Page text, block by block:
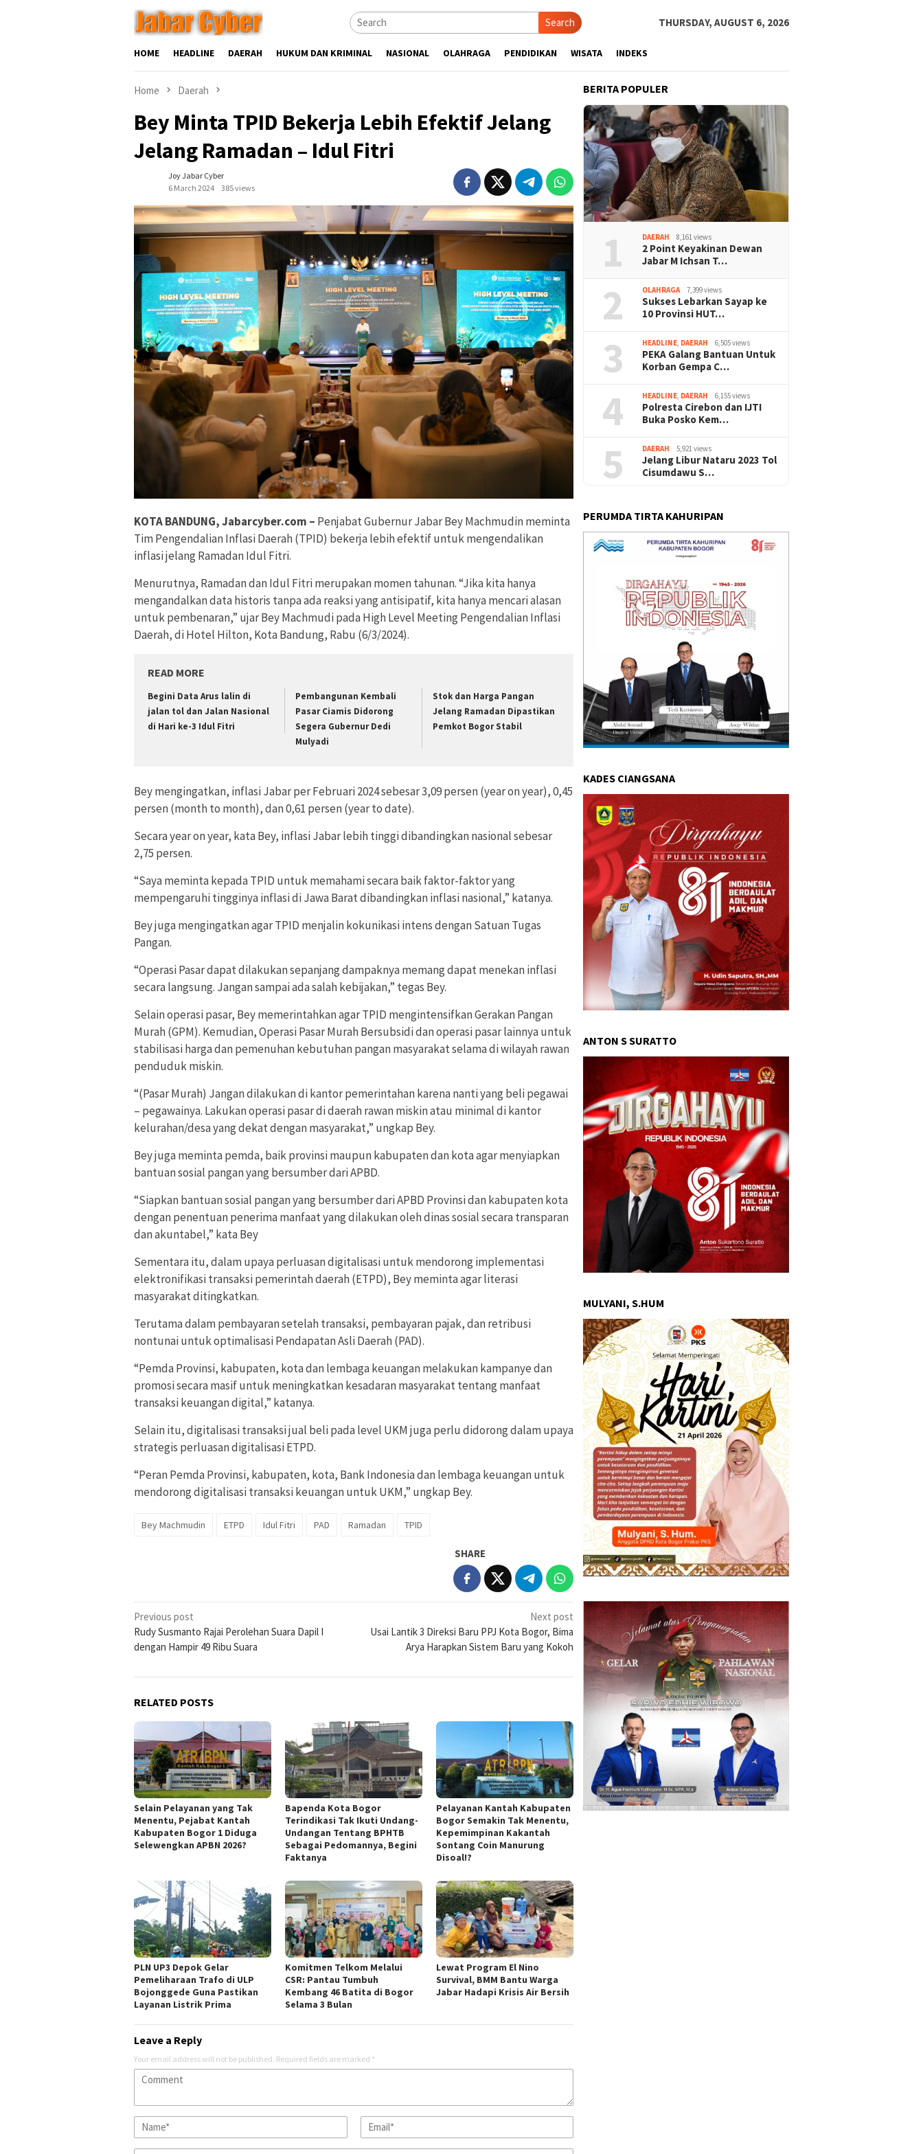
Search THURSDAY, AUGUST 6, 2026
HOME HEADLINE DAERAH HUKUM DAN KRIMINAL NASIONAL OLAHRAGA PENDIDIKAN WISATA INDEKS
Home Daerah
Bey Minta TPID Bekerja Lebih Efektif Jelang
Jelang Ramadan – Idul Fitri
Joy Jabar Cyber
6 March 2024
385 views
KOTA BANDUNG, Jabarcyber.com – Penjabat Gubernur Jabar Bey Machmudin meminta
Tim Pengendalian Inflasi Daerah (TPID) bekerja lebih efektif untuk mengendalikan
inflasi jelang Ramadan Idul Fitri.
Menurutnya, Ramadan dan Idul Fitri merupakan momen tahunan. “Jika kita hanya
mengandalkan data historis tanpa ada reaksi yang antisipatif, kita hanya mencari alasan
untuk pembenaran,” ujar Bey Machmudi pada High Level Meeting Pengendalian Inflasi
Daerah, di Hotel Hilton, Kota Bandung, Rabu (6/3/2024).
READ MORE
Begini Data Arus lalin di
jalan tol dan Jalan Nasional
di Hari ke-3 Idul Fitri
Pembangunan Kembali
Pasar Ciamis Didorong
Segera Gubernur Dedi
Mulyadi
Stok dan Harga Pangan
Jelang Ramadan Dipastikan
Pemkot Bogor Stabil
Bey mengingatkan, inflasi Jabar per Februari 2024 sebesar 3,09 persen (year on year), 0,45
persen (month to month), dan 0,61 persen (year to date).
Secara year on year, kata Bey, inflasi Jabar lebih tinggi dibandingkan nasional sebesar
2,75 persen.
“Saya meminta kepada TPID untuk memahami secara baik faktor-faktor yang
mempengaruhi tingginya inflasi di Jawa Barat dibandingkan inflasi nasional,” katanya.
Bey juga mengingatkan agar TPID menjalin kokunikasi intens dengan Satuan Tugas
Pangan.
“Operasi Pasar dapat dilakukan sepanjang dampaknya memang dapat menekan inflasi
secara langsung. Jangan sampai ada salah kebijakan,” tegas Bey.
Selain operasi pasar, Bey memerintahkan agar TPID mengintensifkan Gerakan Pangan
Murah (GPM). Kemudian, Operasi Pasar Murah Bersubsidi dan operasi pasar lainnya untuk
stabilisasi harga dan pemenuhan kebutuhan pangan masyarakat selama di wilayah rawan
penduduk miskin.
“(Pasar Murah) Jangan dilakukan di kantor pemerintahan karena nanti yang beli pegawai
– pegawainya. Lakukan operasi pasar di daerah rawan miskin atau minimal di kantor
kelurahan/desa yang dekat dengan masyarakat,” ungkap Bey.
Bey juga meminta pemda, baik provinsi maupun kabupaten dan kota agar menyiapkan
bantuan sosial pangan yang bersumber dari APBD.
“Siapkan bantuan sosial pangan yang bersumber dari APBD Provinsi dan kabupaten kota
dengan penentuan penerima manfaat yang dilakukan oleh dinas sosial secara transparan
dan akuntabel,” kata Bey
Sementara itu, dalam upaya perluasan digitalisasi untuk mendorong implementasi
elektronifikasi transaksi pemerintah daerah (ETPD), Bey meminta agar literasi
masyarakat ditingkatkan.
Terutama dalam pembayaran setelah transaksi, pembayaran pajak, dan retribusi
nontunai untuk optimalisasi Pendapatan Asli Daerah (PAD).
“Pemda Provinsi, kabupaten, kota dan lembaga keuangan melakukan kampanye dan
promosi secara masif untuk meningkatkan kesadaran masyarakat tentang manfaat
transaksi keuangan digital,” katanya.
Selain itu, digitalisasi transaksi jual beli pada level UKM juga perlu didorong dalam upaya
strategis perluasan digitalisasi ETPD.
“Peran Pemda Provinsi, kabupaten, kota, Bank Indonesia dan lembaga keuangan untuk
mendorong digitalisasi transaksi keuangan untuk UKM,” ungkap Bey.
Bey Machmudin ETPD Idul Fitri PAD Ramadan TPID
SHARE
Post
navigation
Previous post
Rudy Susmanto Rajai Perolehan Suara Dapil I
dengan Hampir 49 Ribu Suara
Next post
Usai Lantik 3 Direksi Baru PPJ Kota Bogor, Bima
Arya Harapkan Sistem Baru yang Kokoh
RELATED POSTS
Selain Pelayanan yang Tak
Menentu, Pejabat Kantah
Kabupaten Bogor 1 Diduga
Selewengkan APBN 2026?
Bapenda Kota Bogor
Terindikasi Tak Ikuti Undang-
Undangan Tentang BPHTB
Sebagai Pedomannya, Begini
Faktanya
Pelayanan Kantah Kabupaten
Bogor Semakin Tak Menentu,
Kepemimpinan Kakantah
Sontang Coin Manurung
Disoal!?
PLN UP3 Depok Gelar
Pemeliharaan Trafo di ULP
Bojonggede Guna Pastikan
Layanan Listrik Prima
Komitmen Telkom Melalui
CSR: Pantau Tumbuh
Kembang 46 Batita di Bogor
Selama 3 Bulan
Lewat Program El Nino
Survival, BMM Bantu Warga
Jabar Hadapi Krisis Air Bersih
Leave a Reply
Your email address will not be published. Required fields are marked *
BERITA POPULER
1 DAERAH 8,161 views
2 Point Keyakinan Dewan
Jabar M Ichsan T…
2 OLAHRAGA 7,399 views
Sukses Lebarkan Sayap ke
10 Provinsi HUT…
3 HEADLINE DAERAH 6,505 views
PEKA Galang Bantuan Untuk
Korban Gempa C…
4 HEADLINE DAERAH 6,155 views
Polresta Cirebon dan IJTI
Buka Posko Kem…
5 DAERAH 5,921 views
Jelang Libur Nataru 2023 Tol
Cisumdawu S…
PERUMDA TIRTA KAHURIPAN
KADES CIANGSANA
ANTON S SURATTO
MULYANI, S.HUM